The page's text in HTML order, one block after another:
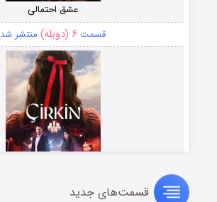
عشق احتمالی
قسمت ۶ (دوبله) منتشر شد
سریال زشتقسمت‌های جدید